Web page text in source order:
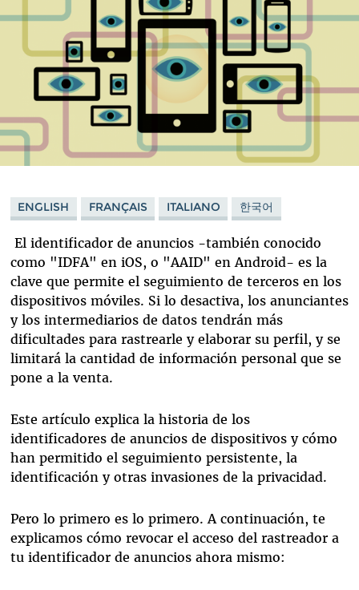
ENGLISH FRANÇAIS ITALIANO 한국어
El identificador de anuncios -también conocido
como "IDFA" en iOS, o "AAID" en Android- es la
clave que permite el seguimiento de terceros en los
dispositivos móviles. Si lo desactiva, los anunciantes
y los intermediarios de datos tendrán más
dificultades para rastrearle y elaborar su perfil, y se
limitará la cantidad de información personal que se
pone a la venta.
Este artículo explica la historia de los
identificadores de anuncios de dispositivos y cómo
han permitido el seguimiento persistente, la
identificación y otras invasiones de la privacidad.
Pero lo primero es lo primero. A continuación, te
explicamos cómo revocar el acceso del rastreador a
tu identificador de anuncios ahora mismo: